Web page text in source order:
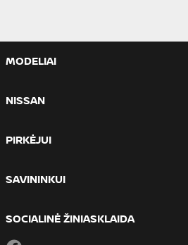
MODELIAI
NISSAN
PIRKĖJUI
SAVININKUI
SOCIALINĖ ŽINIASKLAIDA